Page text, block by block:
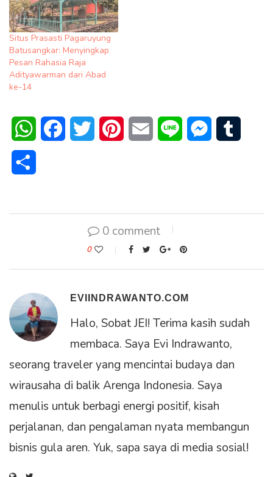
Situs Prasasti Pagaruyung
Batusangkar: Menyingkap
Pesan Rahasia Raja
Adityawarman dari Abad
ke-14
WhatsAppFacebookTwitter PinterestEmail Line Messenger
0 comment
0
EVIINDRAWANTO.COM
Halo, Sobat JEI! Terima kasih sudah
membaca. Saya Evi Indrawanto,
seorang traveler yang mencintai budaya dan
wirausaha di balik Arenga Indonesia. Saya
menulis untuk berbagi energi positif, kisah
perjalanan, dan pengalaman nyata membangun
bisnis gula aren. Yuk, sapa saya di media sosial!